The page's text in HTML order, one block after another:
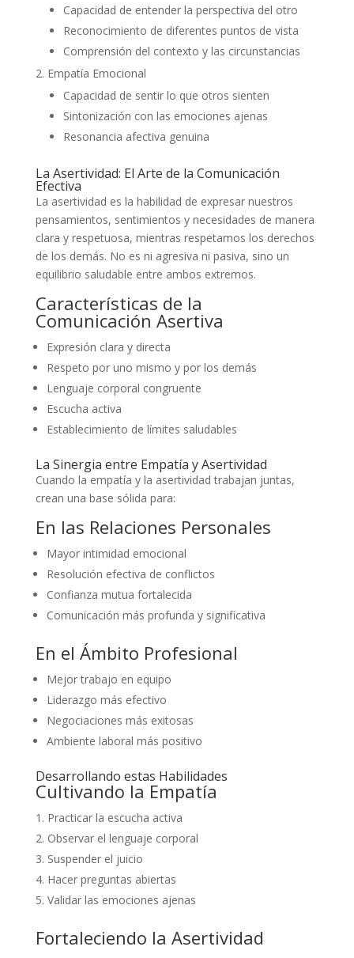
Capacidad de entender la perspectiva del otro
Reconocimiento de diferentes puntos de vista
Comprensión del contexto y las circunstancias
Empatía Emocional
Capacidad de sentir lo que otros sienten
Sintonización con las emociones ajenas
Resonancia afectiva genuina
La Asertividad: El Arte de la Comunicación
Efectiva
La asertividad es la habilidad de expresar nuestros
pensamientos, sentimientos y necesidades de manera
clara y respetuosa, mientras respetamos los derechos
de los demás. No es ni agresiva ni pasiva, sino un
equilibrio saludable entre ambos extremos.
Características de la
Comunicación Asertiva
Expresión clara y directa
Respeto por uno mismo y por los demás
Lenguaje corporal congruente
Escucha activa
Establecimiento de límites saludables
La Sinergia entre Empatía y Asertividad
Cuando la empatía y la asertividad trabajan juntas,
crean una base sólida para:
En las Relaciones Personales
Mayor intimidad emocional
Resolución efectiva de conflictos
Confianza mutua fortalecida
Comunicación más profunda y significativa
En el Ámbito Profesional
Mejor trabajo en equipo
Liderazgo más efectivo
Negociaciones más exitosas
Ambiente laboral más positivo
Desarrollando estas Habilidades
Cultivando la Empatía
Practicar la escucha activa
Observar el lenguaje corporal
Suspender el juicio
Hacer preguntas abiertas
Validar las emociones ajenas
Fortaleciendo la Asertividad